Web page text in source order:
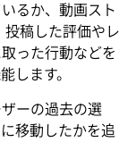
るか、動画スト
投稿した評価やレ
った行動などを
します。
ーの過去の選
移動したかを追